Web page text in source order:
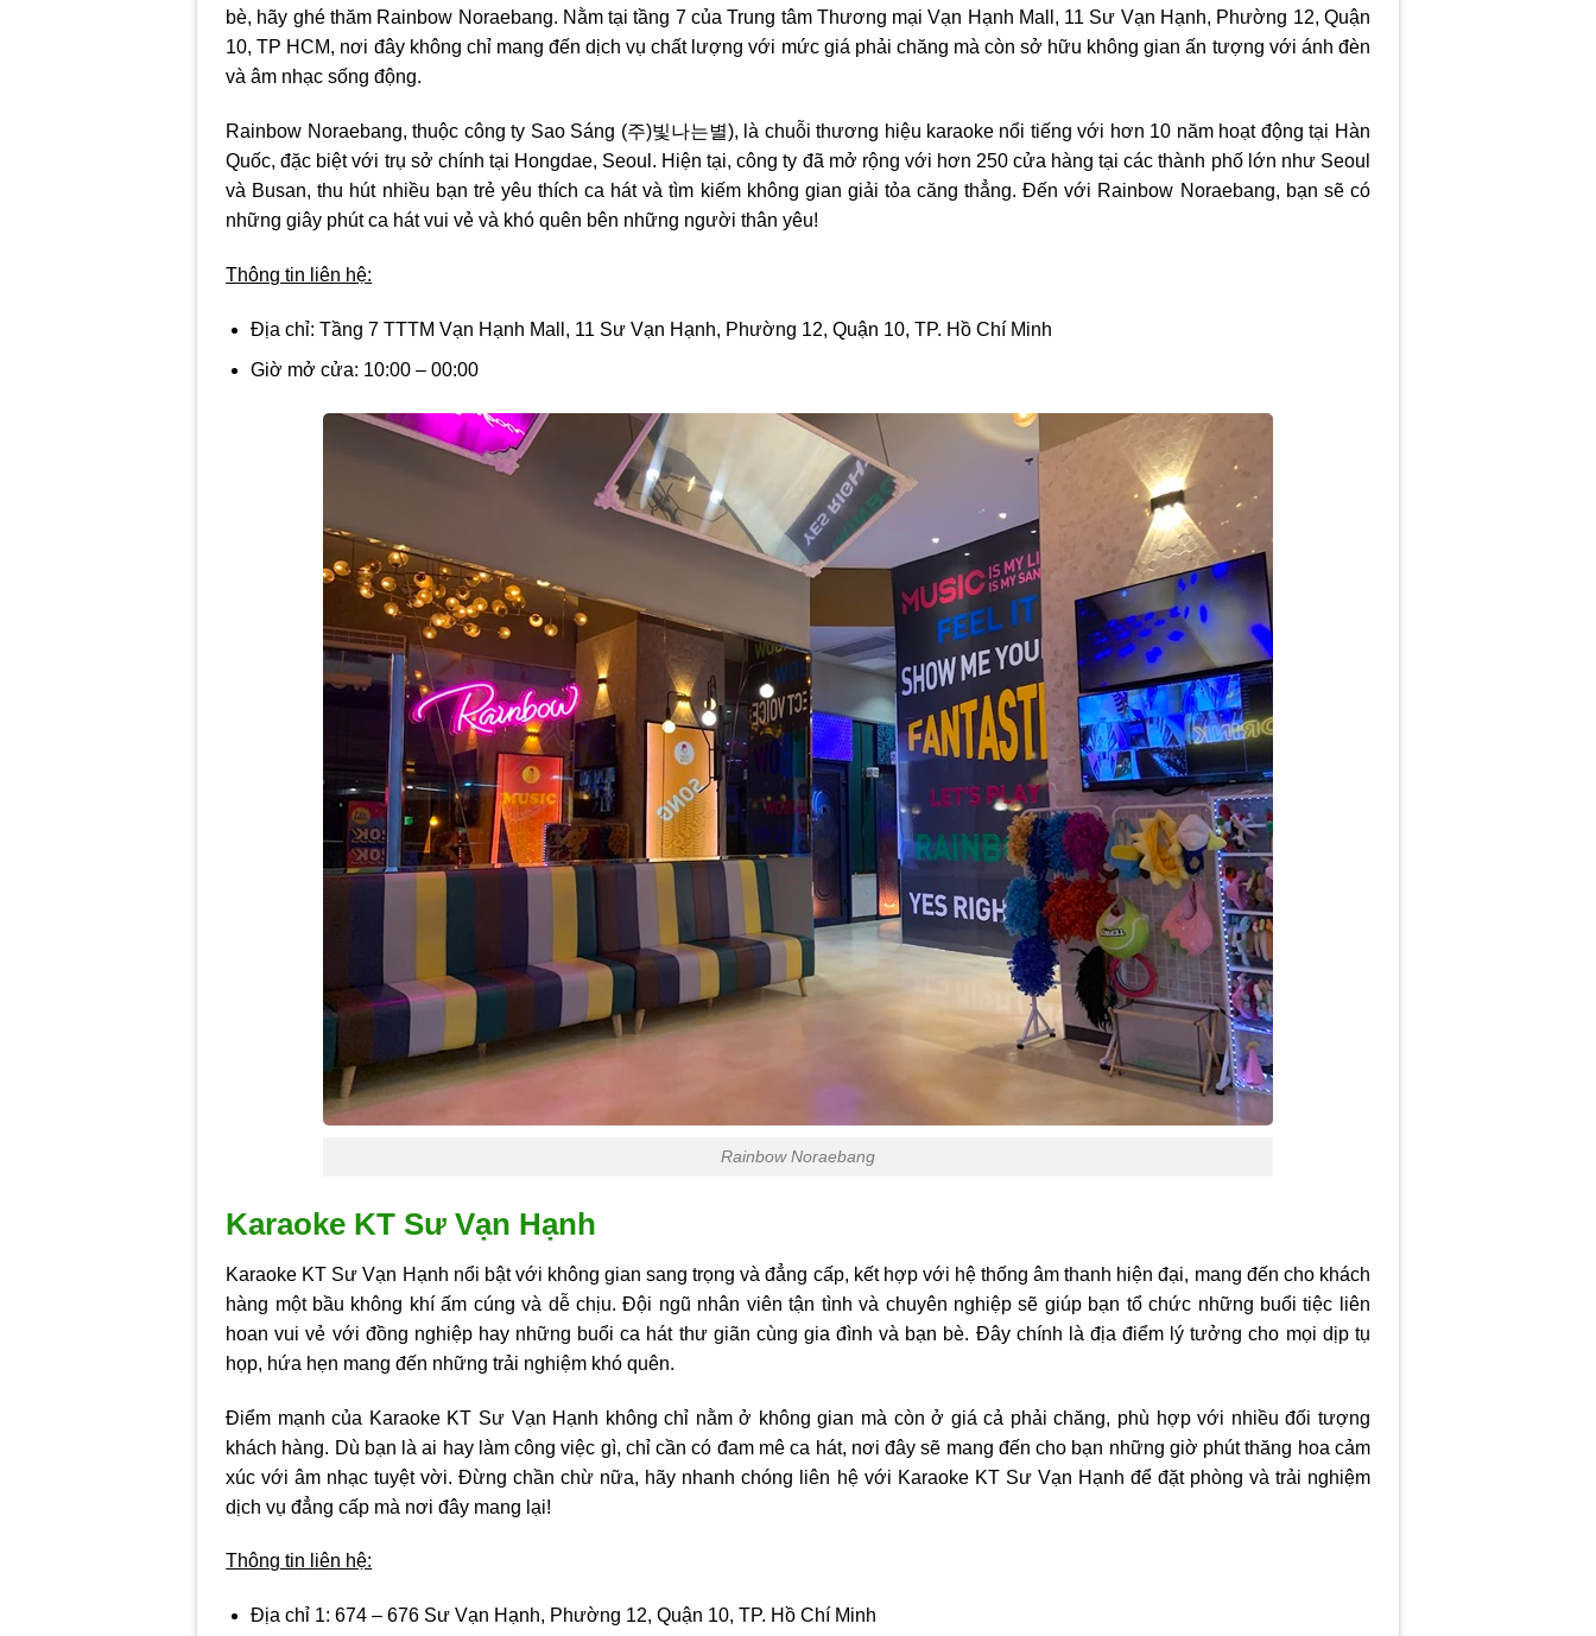
bè, hãy ghé thăm Rainbow Noraebang. Nằm tại tầng 7 của Trung tâm Thương mại Vạn Hạnh Mall, 11 Sư Vạn Hạnh, Phường 12, Quận
10, TP HCM, nơi đây không chỉ mang đến dịch vụ chất lượng với mức giá phải chăng mà còn sở hữu không gian ấn tượng với ánh đèn
và âm nhạc sống động.
Rainbow Noraebang, thuộc công ty Sao Sáng (주)빛나는별), là chuỗi thương hiệu karaoke nổi tiếng với hơn 10 năm hoạt động tại Hàn
Quốc, đặc biệt với trụ sở chính tại Hongdae, Seoul. Hiện tại, công ty đã mở rộng với hơn 250 cửa hàng tại các thành phố lớn như Seoul
và Busan, thu hút nhiều bạn trẻ yêu thích ca hát và tìm kiếm không gian giải tỏa căng thẳng. Đến với Rainbow Noraebang, bạn sẽ có
những giây phút ca hát vui vẻ và khó quên bên những người thân yêu!
Thông tin liên hệ:
Địa chỉ: Tầng 7 TTTM Vạn Hạnh Mall, 11 Sư Vạn Hạnh, Phường 12, Quận 10, TP. Hồ Chí Minh
Giờ mở cửa: 10:00 – 00:00
Rainbow Noraebang
Karaoke KT Sư Vạn Hạnh
Karaoke KT Sư Vạn Hạnh nổi bật với không gian sang trọng và đẳng cấp, kết hợp với hệ thống âm thanh hiện đại, mang đến cho khách
hàng một bầu không khí ấm cúng và dễ chịu. Đội ngũ nhân viên tận tình và chuyên nghiệp sẽ giúp bạn tổ chức những buổi tiệc liên
hoan vui vẻ với đồng nghiệp hay những buổi ca hát thư giãn cùng gia đình và bạn bè. Đây chính là địa điểm lý tưởng cho mọi dịp tụ
họp, hứa hẹn mang đến những trải nghiệm khó quên.
Điểm mạnh của Karaoke KT Sư Vạn Hạnh không chỉ nằm ở không gian mà còn ở giá cả phải chăng, phù hợp với nhiều đối tượng
khách hàng. Dù bạn là ai hay làm công việc gì, chỉ cần có đam mê ca hát, nơi đây sẽ mang đến cho bạn những giờ phút thăng hoa cảm
xúc với âm nhạc tuyệt vời. Đừng chần chừ nữa, hãy nhanh chóng liên hệ với Karaoke KT Sư Vạn Hạnh để đặt phòng và trải nghiệm
dịch vụ đẳng cấp mà nơi đây mang lại!
Thông tin liên hệ:
Địa chỉ 1: 674 – 676 Sư Vạn Hạnh, Phường 12, Quận 10, TP. Hồ Chí Minh